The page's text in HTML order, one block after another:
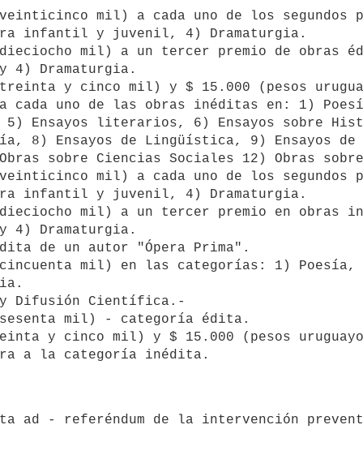
infantil y juvenil, 4) Dramaturgia.
Dramaturgia.
uno de las obras inéditas en: 1)
Ensayos literarios, 6) Ensayos sobre
8) Ensayos de Lingüística, 9) Ensayos de
sobre Ciencias Sociales 12) Obras
infantil y juvenil, 4) Dramaturgia.
Dramaturgia.